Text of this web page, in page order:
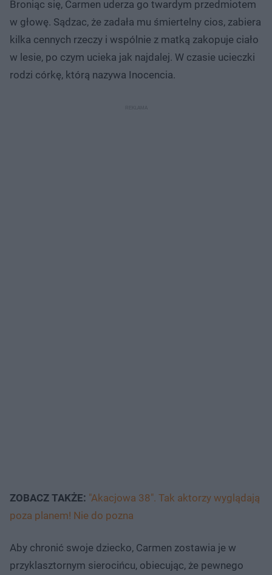
Broniąc się, Carmen uderza go twardym przedmiotem
w głowę. Sądzac, że zadała mu śmiertelny cios, zabiera
kilka cennych rzeczy i wspólnie z matką zakopuje ciało
w lesie, po czym ucieka jak najdalej. W czasie ucieczki
rodzi córkę, którą nazywa Inocencia.
ZOBACZ TAKŻE: "Akacjowa 38". Tak aktorzy wyglądają
poza planem! Nie do pozna
Aby chronić swoje dziecko, Carmen zostawia je w
przyklasztornym sierocińcu, obiecując, że pewnego